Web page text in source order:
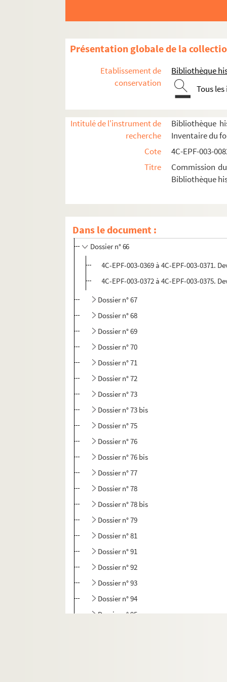
Présentation globale de la
Etablissement de
conservation
Bibliothèque
Tous
Intitulé de l'instrument de
recherche
Bibliothèque
Inventaire du
Cote
4C-EPF-003-
Titre
Commission
Bibliothèque
Dans le document :
Dossier n° 53
Dossier n° 54
Dossier n° 55
Dossier n° 56
Dossier n° 57
Dossier n° 59
Dossier n° 64
Dossier n° 65
Dossier n° 66
4C-EPF-003-0369 à 4C-EPF-003-0371.
4C-EPF-003-0372 à 4C-EPF-003-0375.
Dossier n° 67
Dossier n° 68
Dossier n° 69
Dossier n° 70
Dossier n° 71
Dossier n° 72
Dossier n° 73
Dossier n° 73 bis
Dossier n° 75
Dossier n° 76
Dossier n° 76 bis
Dossier n° 77
Dossier n° 78
Dossier n° 78 bis
Dossier n° 79
Dossier n° 81
Dossier n° 91
Dossier n° 92
Dossier n° 93
Dossier n° 94
Dossier n° 95